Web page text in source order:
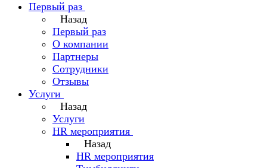
Первый раз
Назад
Первый раз
О компании
Партнеры
Сотрудники
Отзывы
Услуги
Назад
Услуги
HR мероприятия
Назад
HR мероприятия